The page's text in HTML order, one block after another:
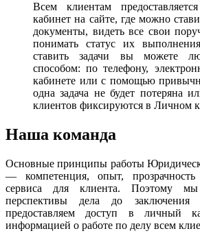
Всем клиентам
кабинет на сайте, где можно
документы, видеть все свои
понимать статус их
ставить задачи вы можете
способом: по телефону,
кабинете или с помощью
одна задача не будет потеряна
клиентов фиксируются в Личном
Наша команда
Основные принципы работы
— компетенция, опыт,
сервиса для клиента. Поэтому мы
перспективы дела до заключения
предоставляем доступ в личный
информацией о работе по делу всем